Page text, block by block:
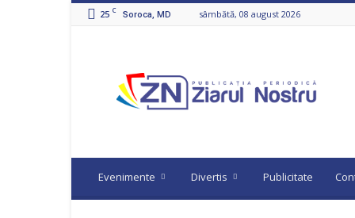
25 C Soroca, MD sâmbătă, 08 august 2026
Nostru
Evenimente Divertis Publicitate